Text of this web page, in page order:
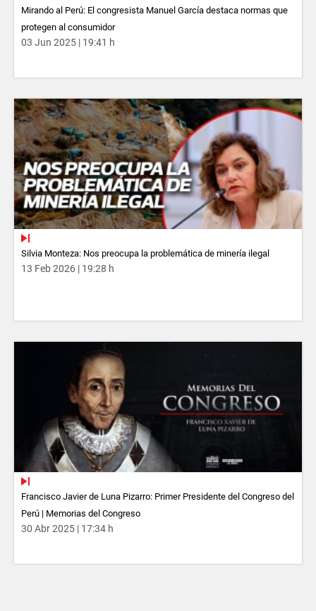
Mirando al Perú: El congresista Manuel García destaca normas que
protegen al consumidor
03 Jun 2025 | 19:41 h
Silvia Monteza: Nos preocupa la problemática de minería ilegal
13 Feb 2026 | 19:28 h
Francisco Javier de Luna Pizarro: Primer Presidente del Congreso del
Perú | Memorias del Congreso
30 Abr 2025 | 17:34 h